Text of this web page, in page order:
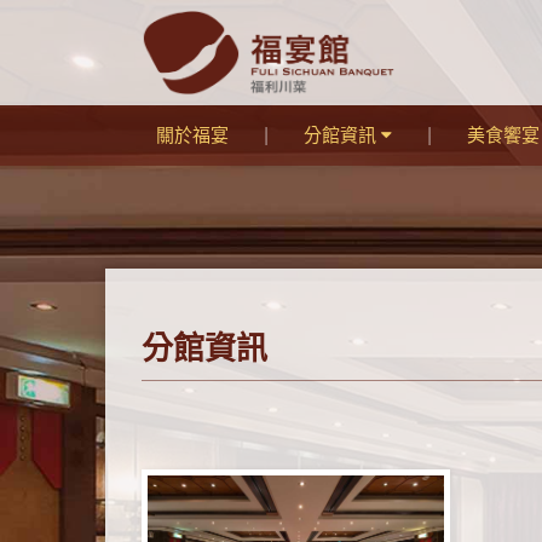
關於福宴 分館資訊 美食饗
分館資訊